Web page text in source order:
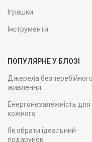
Іграшки
Інструменти
ПОПУЛЯРНЕ У БЛОЗІ
Джерела безперебійного
живлення
Енергонезалежність для
кожного
Як обрати ідеальний
подарунок